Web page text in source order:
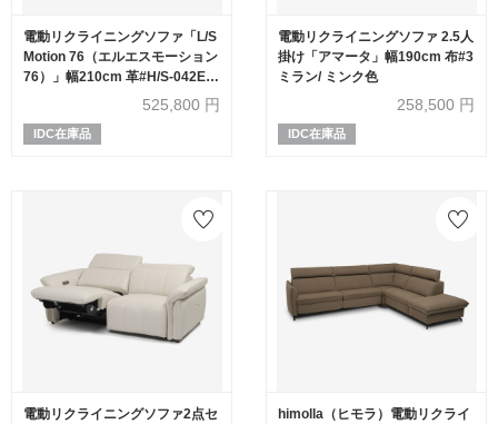
電動リクライニングソファ「L/S
Motion 76（エルエスモーション
76）」幅210cm 革#H/S-042E
エレファントグレー色525,800 円
IDC在庫品
電動リクライニングソファ 2.5人
掛け「アマータ」幅190cm 布#3
ミラン/ ミンク色
258,500 円
IDC在庫品
電動リクライニングソファ2点セ
himolla（ヒモラ）電動リクライ